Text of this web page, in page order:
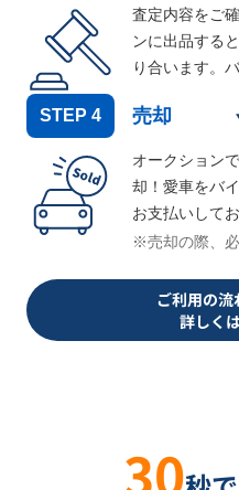
査定内容をご
ンに出品する
り合います。
STEP 4 売却
オークション
却！愛車をバ
お支払いして
※売却の際、
ご利用の流
詳しく
30